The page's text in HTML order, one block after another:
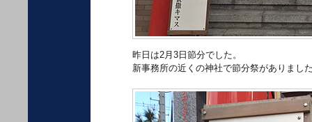
昨日は2月3日節分でした。
新事務所の近くの神社で節分祭がありまし